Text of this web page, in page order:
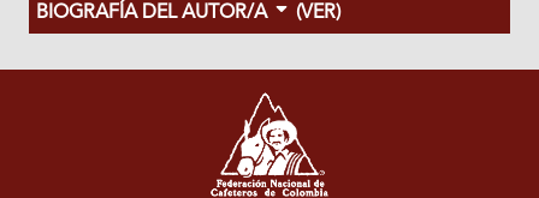
BIOGRAFÍA DEL AUTOR/A (VER)